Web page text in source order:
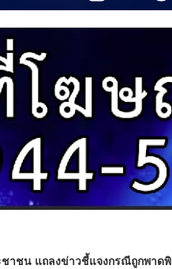
ชน แถลงข่าวชี้แจงกรณีถูกพาด